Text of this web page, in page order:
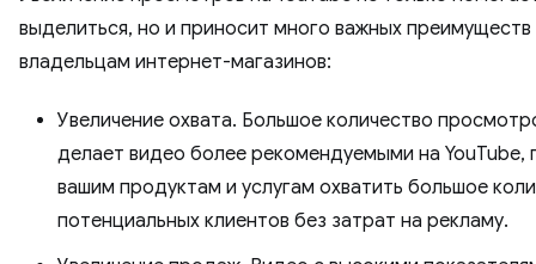
выделиться, но и приносит много важных преимуществ
владельцам интернет-магазинов:
Увеличение охвата. Большое количество
делает видео более рекомендуемыми на YouTube,
вашим продуктам и услугам охватить большое
потенциальных клиентов без затрат на рекламу.